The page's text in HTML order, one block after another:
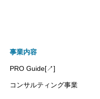
事業内容
PRO Guide[↗]
コンサルティング事業